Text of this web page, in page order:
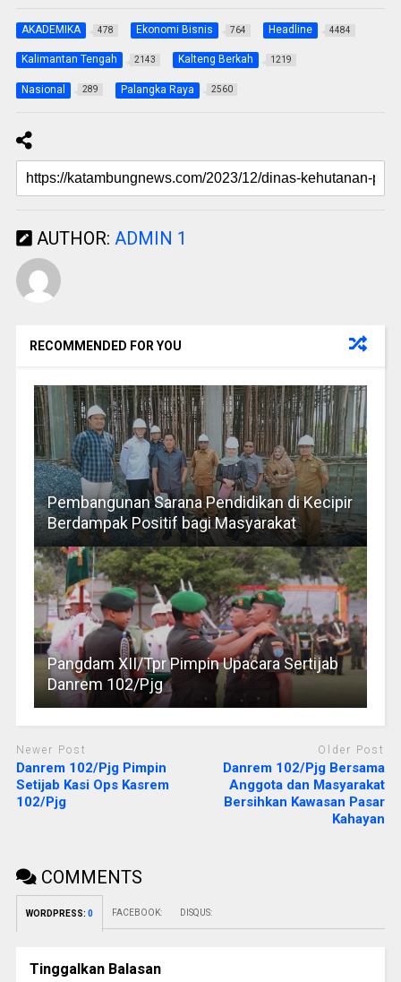
AKADEMIKA 478 Ekonomi Bisnis 764 Headline 4484
Kalimantan Tengah 2143 Kalteng Berkah 1219
Nasional 289 Palangka Raya 2560
AUTHOR: ADMIN 1
RECOMMENDED FOR YOU
Pembangunan Sarana Pendidikan di Kecipir
Berdampak Positif bagi Masyarakat
Pangdam XII/Tpr Pimpin Upacara Sertijab
Danrem 102/Pjg
Newer Post
Danrem 102/Pjg Pimpin
Setijab Kasi Ops Kasrem
102/Pjg
Older Post
Danrem 102/Pjg Bersama
Anggota dan Masyarakat
Bersihkan Kawasan Pasar
Kahayan
COMMENTS
WORDPRESS: 0 FACEBOOK: DISQUS:
Tinggalkan Balasan